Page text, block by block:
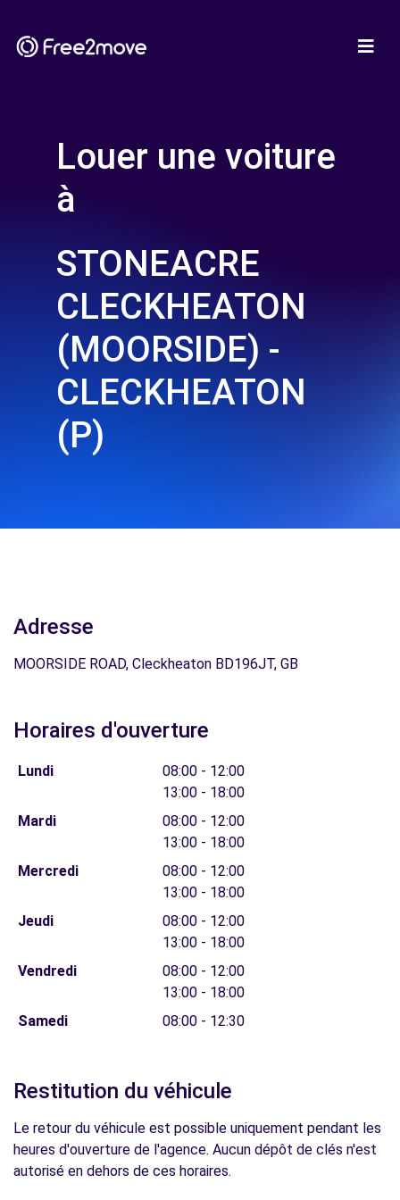
Louer une voiture
à
STONEACRE
CLECKHEATON
(MOORSIDE) -
CLECKHEATON
(P)
Adresse
MOORSIDE ROAD, Cleckheaton BD196JT, GB
Horaires d'ouverture
Lundi
08:00 - 12:00
13:00 - 18:00
Mardi
08:00 - 12:00
13:00 - 18:00
Mercredi
08:00 - 12:00
13:00 - 18:00
Jeudi
08:00 - 12:00
13:00 - 18:00
Vendredi
08:00 - 12:00
13:00 - 18:00
Samedi
08:00 - 12:30
Restitution du véhicule
Le retour du véhicule est possible uniquement pendant les
heures d'ouverture de l'agence. Aucun dépôt de clés n'est
autorisé en dehors de ces horaires.